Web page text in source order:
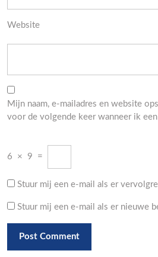
Website
Mijn naam, e-mailadres en website
voor de volgende keer wanneer ik
6 × 9 =
Stuur mij een e-mail als er
Stuur mij een e-mail als er nieuwe